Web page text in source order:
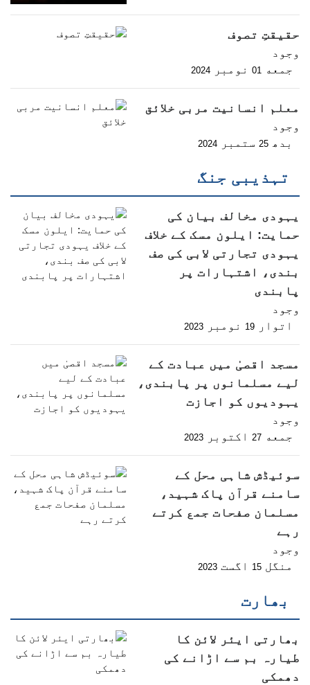
حقیقتِ تصوف
وجود
جمعه 01 نومبر 2024
معلم انسانیت مربی خلائق
وجود
بدھ 25 ستمبر 2024
تہذیبی جنگ
یہودی مخالف بیان کی
حمایت: ایلون مسک کے خلاف
یہودی تجارتی لابی کی صف
بندی، اشتہارات پر
پابندی
وجود
اتوار 19 نومبر 2023
مسجد اقصیٰ میں عبادت کے
لیے مسلمانوں پر پابندی،
یہودیوں کو اجازت
وجود
جمعه 27 اکتوبر 2023
سوئیڈش شاہی محل کے
سامنے قرآن پاک شہید،
مسلمان صفحات جمع کرتے
رہے
وجود
منگل 15 اگست 2023
بھارت
بھارتی ایئر لائن کا
طیارہ بم سے اڑانے کی
دھمکی